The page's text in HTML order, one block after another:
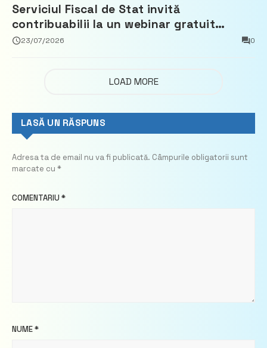
Serviciul Fiscal de Stat invită
contribuabilii la un webinar gratuit
privind calculul impozitului pe bunurile
23/07/2026 0
LOAD MORE
LASĂ UN RĂSPUNS
Adresa ta de email nu va fi publicată. Câmpurile obligatorii sunt
marcate cu *
COMENTARIU *
NUME*